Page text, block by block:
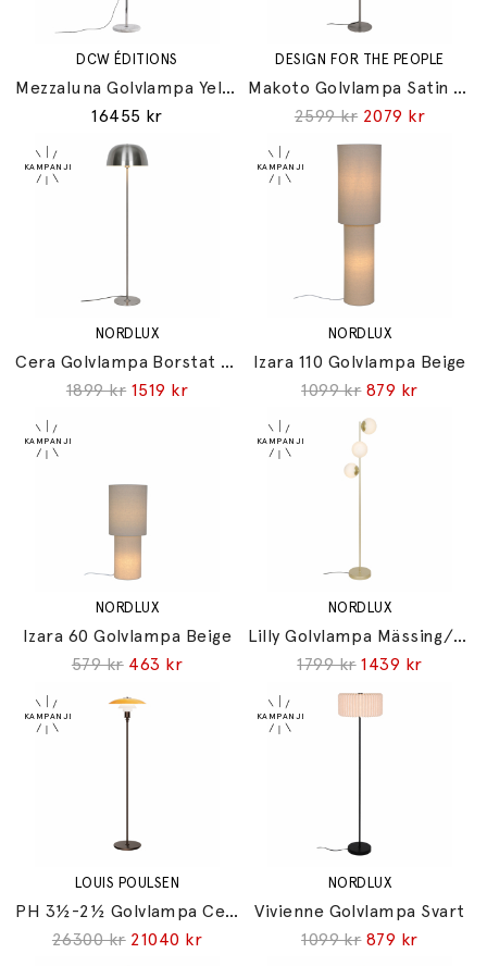
DCW ÉDITIONS
Mezzaluna Golvlampa Yellow
16455 kr
DESIGN FOR THE PEOPLE
Makoto Golvlampa Satin Krom
2599 kr 2079 kr
NORDLUX
Cera Golvlampa Borstat Stål
1899 kr 1519 kr
NORDLUX
Izara 110 Golvlampa Beige
1099 kr 879 kr
NORDLUX
Izara 60 Golvlampa Beige
579 kr 463 kr
NORDLUX
Lilly Golvlampa Mässing/Opalglas
1799 kr 1439 kr
LOUIS POULSEN
PH 3½-2½ Golvlampa Centenary Edition Amber/Opal White
26300 kr 21040 kr
NORDLUX
Vivienne Golvlampa Svart
1099 kr 879 kr